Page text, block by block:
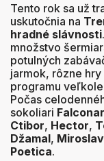
Tento rok sa už
uskutočnia na
hradné slávnosti
množstvo
potulných
jarmok, rôzne
programu
Počas
sokoliari
Ctibor, Hector,
Džamal,
Poetica.